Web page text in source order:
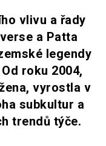
vlivu a řady
a Patta
legendy
roku 2004,
vyrostla v
subkultur a
trendů týče.